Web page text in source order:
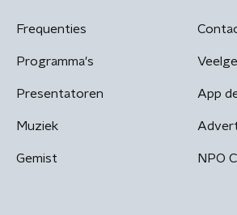
Frequenties
Programma's
Presentatoren
Muziek
Gemist
App
NPO